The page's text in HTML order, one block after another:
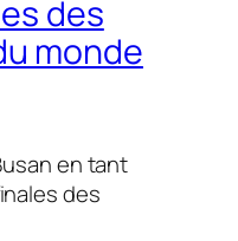
des
monde
en tant
des